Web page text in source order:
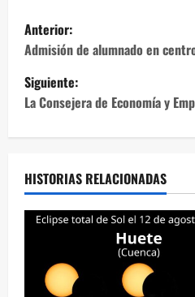
N
a
v
a
Anterior:
Admisión de alumnado en
Siguiente:
La Consejera de Economía y
HISTORIAS RELACIONADAS